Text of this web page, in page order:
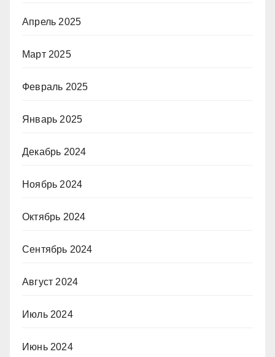
Апрель 2025
Март 2025
Февраль 2025
Январь 2025
Декабрь 2024
Ноябрь 2024
Октябрь 2024
Сентябрь 2024
Август 2024
Июль 2024
Июнь 2024